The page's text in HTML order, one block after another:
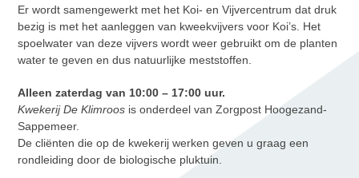
Er wordt samengewerkt met het Koi- en Vijvercentrum dat druk
bezig is met het aanleggen van kweekvijvers voor Koi’s. Het
spoelwater van deze vijvers wordt weer gebruikt om de planten
water te geven en dus natuurlijke meststoffen.
Alleen zaterdag van 10:00 – 17:00 uur.
Kwekerij De Klimroos is onderdeel van Zorgpost Hoogezand-
Sappemeer.
De cliënten die op de kwekerij werken geven u graag een
rondleiding door de biologische pluktuin.